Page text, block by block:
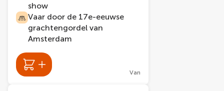
show
Vaar door de 17e-eeuwse
grachtengordel van
Amsterdam
Van